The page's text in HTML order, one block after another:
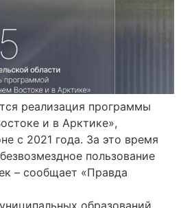
реализация программы
и в Арктике»,
с 2021 года. За это время
пользование
– сообщает «Правда